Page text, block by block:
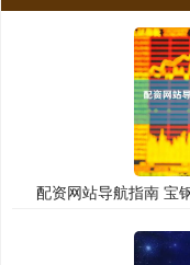
配资网站导航指南 宝